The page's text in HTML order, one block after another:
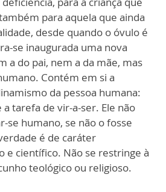
para aquela que ainda
desde quando o óvulo é
se inaugurada uma nova
a do pai, nem a da mãe, mas
Contém em si a
da pessoa humana:
tarefa de vir-a-ser. Ele não
se humano, se não o fosse
é de caráter
e científico. Não se restringe à
teológico ou religioso.